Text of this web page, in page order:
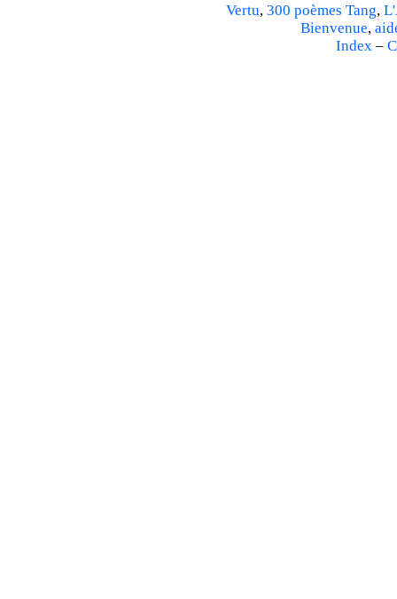
Vertu, 300 poèmes Tang,
Bienvenue,
Index –